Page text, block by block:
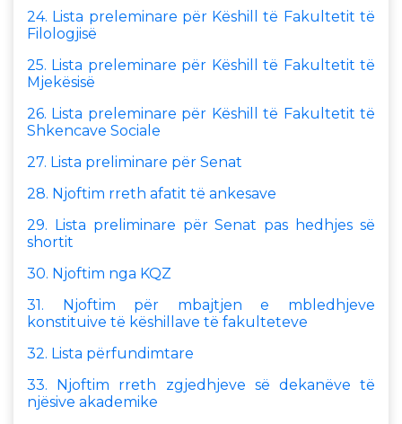
24. Lista preleminare për Këshill të Fakultetit të
Filologjisë
25. Lista preleminare për Këshill të Fakultetit të
Mjekësisë
26. Lista preleminare për Këshill të Fakultetit të
Shkencave Sociale
27. Lista preliminare për Senat
28. Njoftim rreth afatit të ankesave
29. Lista preliminare për Senat pas hedhjes së
shortit
30. Njoftim nga KQZ
31. Njoftim për mbajtjen e mbledhjeve
konstituive të këshillave të fakulteteve
32. Lista përfundimtare
33. Njoftim rreth zgjedhjeve së dekanëve të
njësive akademike